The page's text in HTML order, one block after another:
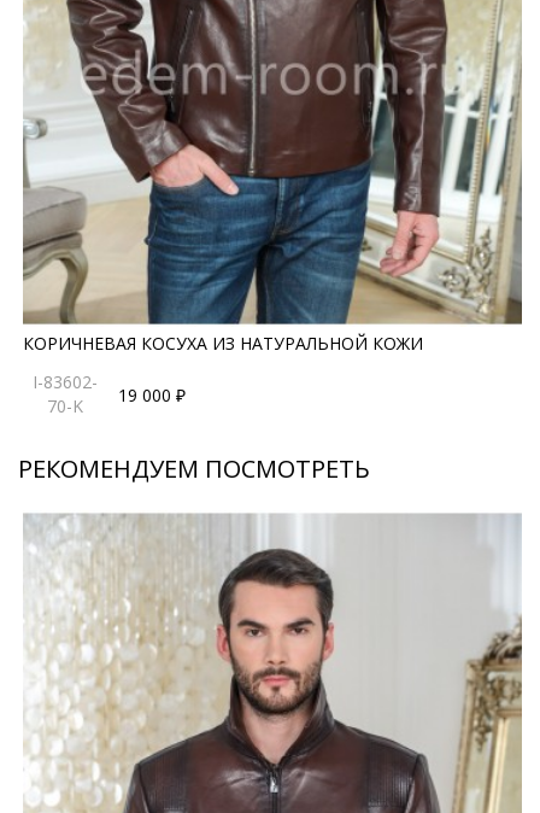
КОРИЧНЕВАЯ КОСУХА ИЗ НАТУРАЛЬНОЙ КОЖИ
I-83602-
70-K
19 000 ₽
РЕКОМЕНДУЕМ ПОСМОТРЕТЬ